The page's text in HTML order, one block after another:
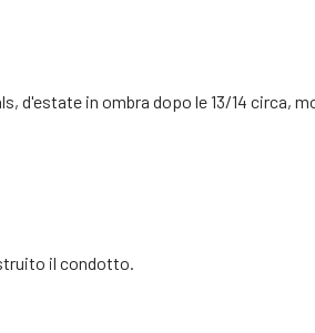
d'estate in ombra dopo le 13/14 circa,
il condotto.